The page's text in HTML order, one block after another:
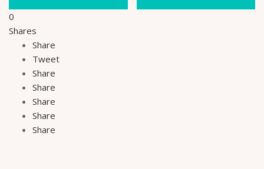
0
Shares
Share
Tweet
Share
Share
Share
Share
Share